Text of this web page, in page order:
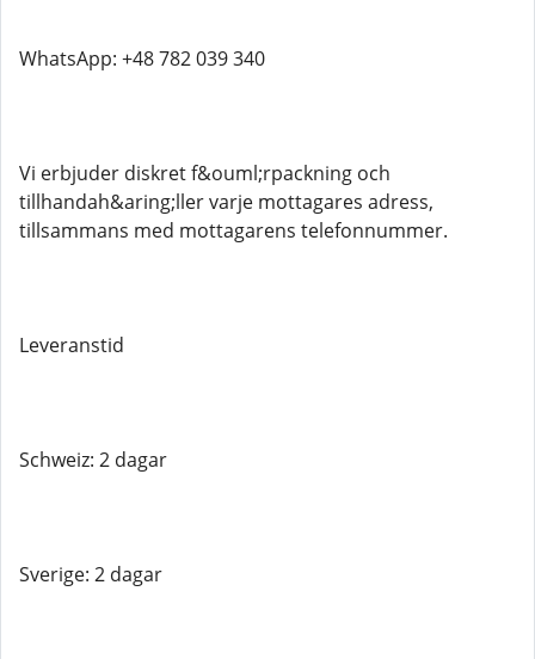
WhatsApp: +48 782 039 340
Vi erbjuder diskret f&ouml;rpackning och
tillhandah&aring;ller varje mottagares adress,
tillsammans med mottagarens telefonnummer.
Leveranstid
Schweiz: 2 dagar
Sverige: 2 dagar